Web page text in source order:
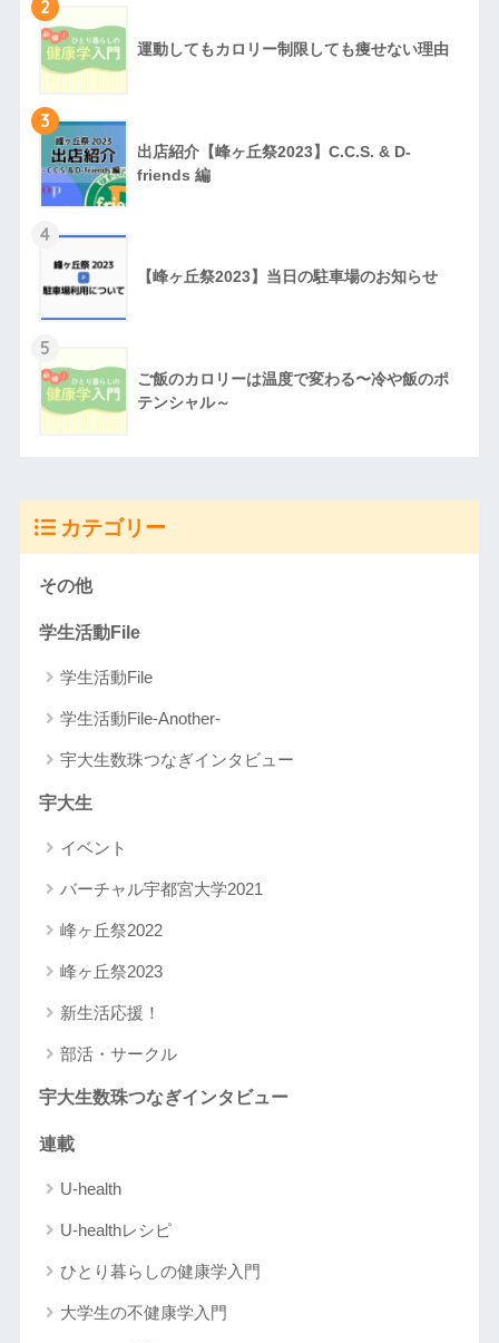
2
運動してもカロリー制限しても痩せない理由
3
出店紹介【峰ヶ丘祭2023】C.C.S. & D-
friends 編
4
【峰ヶ丘祭2023】当日の駐車場のお知らせ
5
ご飯のカロリーは温度で変わる〜冷や飯のポ
テンシャル～
カテゴリー
その他
学生活動File
学生活動File
学生活動File-Another-
宇大生数珠つなぎインタビュー
宇大生
イベント
バーチャル宇都宮大学2021
峰ヶ丘祭2022
峰ヶ丘祭2023
新生活応援！
部活・サークル
宇大生数珠つなぎインタビュー
連載
U-health
U-healthレシピ
ひとり暮らしの健康学入門
大学生の不健康学入門